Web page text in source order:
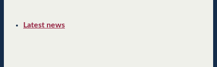
Latest news